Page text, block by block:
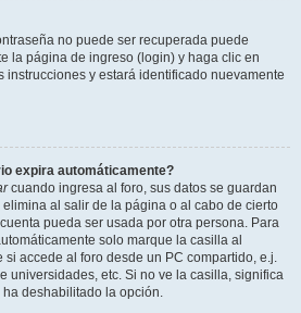
no puede ser recuperada puede
la página de ingreso (login) y haga clic en
instrucciones y estará identificado nuevamente
expira automáticamente?
cuando ingresa al foro, sus datos se guardan
al salir de la página o al cabo de cierto
pueda ser usada por otra persona. Para
solo marque la casilla al
accede al foro desde un PC compartido, e.j.
universidades, etc. Si no ve la casilla, significa
deshabilitado la opción.